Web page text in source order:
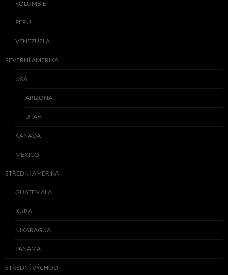
KOLUMBIE
PERU
VENEZUELA
SEVERNÍ AMERIKA
USA
ARIZONA
UTAH
KANADA
MEXICO
STŘEDNÍ AMERIKA
GUATEMALA
KUBA
NIKARAGUA
PANAMA
STŘEDNÍ VÝCHOD